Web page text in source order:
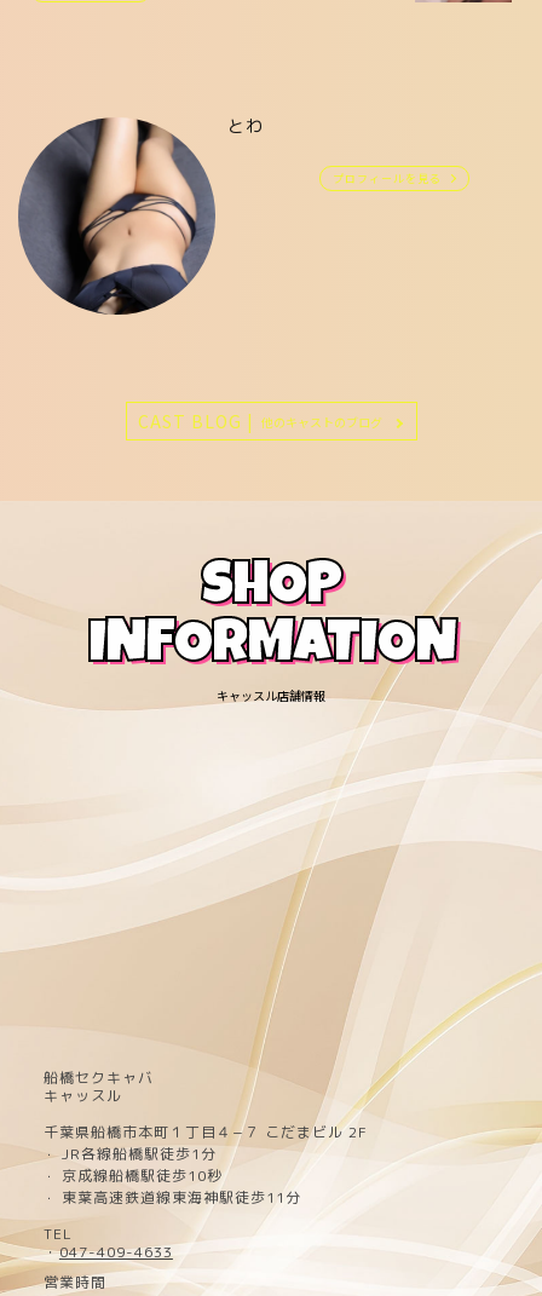
とわ
プロフィールを見る
CAST BLOG | 他のキャストのブログ
SHOP
INFORMATION
キャッスル店舗情報
船橋セクキャバ
キャッスル
千葉県船橋市本町１丁目４−７ こだまビル 2F
・JR各線船橋駅徒歩1分
・ 京成線船橋駅徒歩10秒
・
東葉高速鉄道線東海神駅徒歩11分
TEL
・047-409-4633
営業時間